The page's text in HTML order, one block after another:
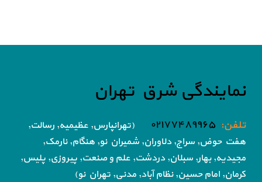
نمایندگی شرق تهران
تلفن: ۰۲۱۷۷۴۸۹۹۶۵
(تهرانپارس, عظیمیه, رسالت,
هفت حوض, سراج, دلاوران, شمیران نو, هنگام, نارمک,
مجیدیه, بهار, سبلان, دردشت, علم و صنعت, پیروزی, پلیس,
کرمان, امام حسین, نظام آباد, مدنی, تهران نو)